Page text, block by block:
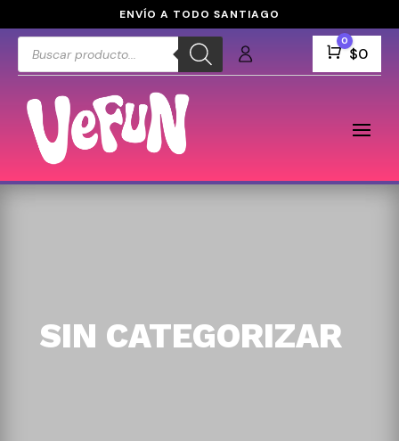
ENVÍO A TODO SANTIAGO
Búsqueda
productos
Carro
0
$0
SIN CATEGORIZAR